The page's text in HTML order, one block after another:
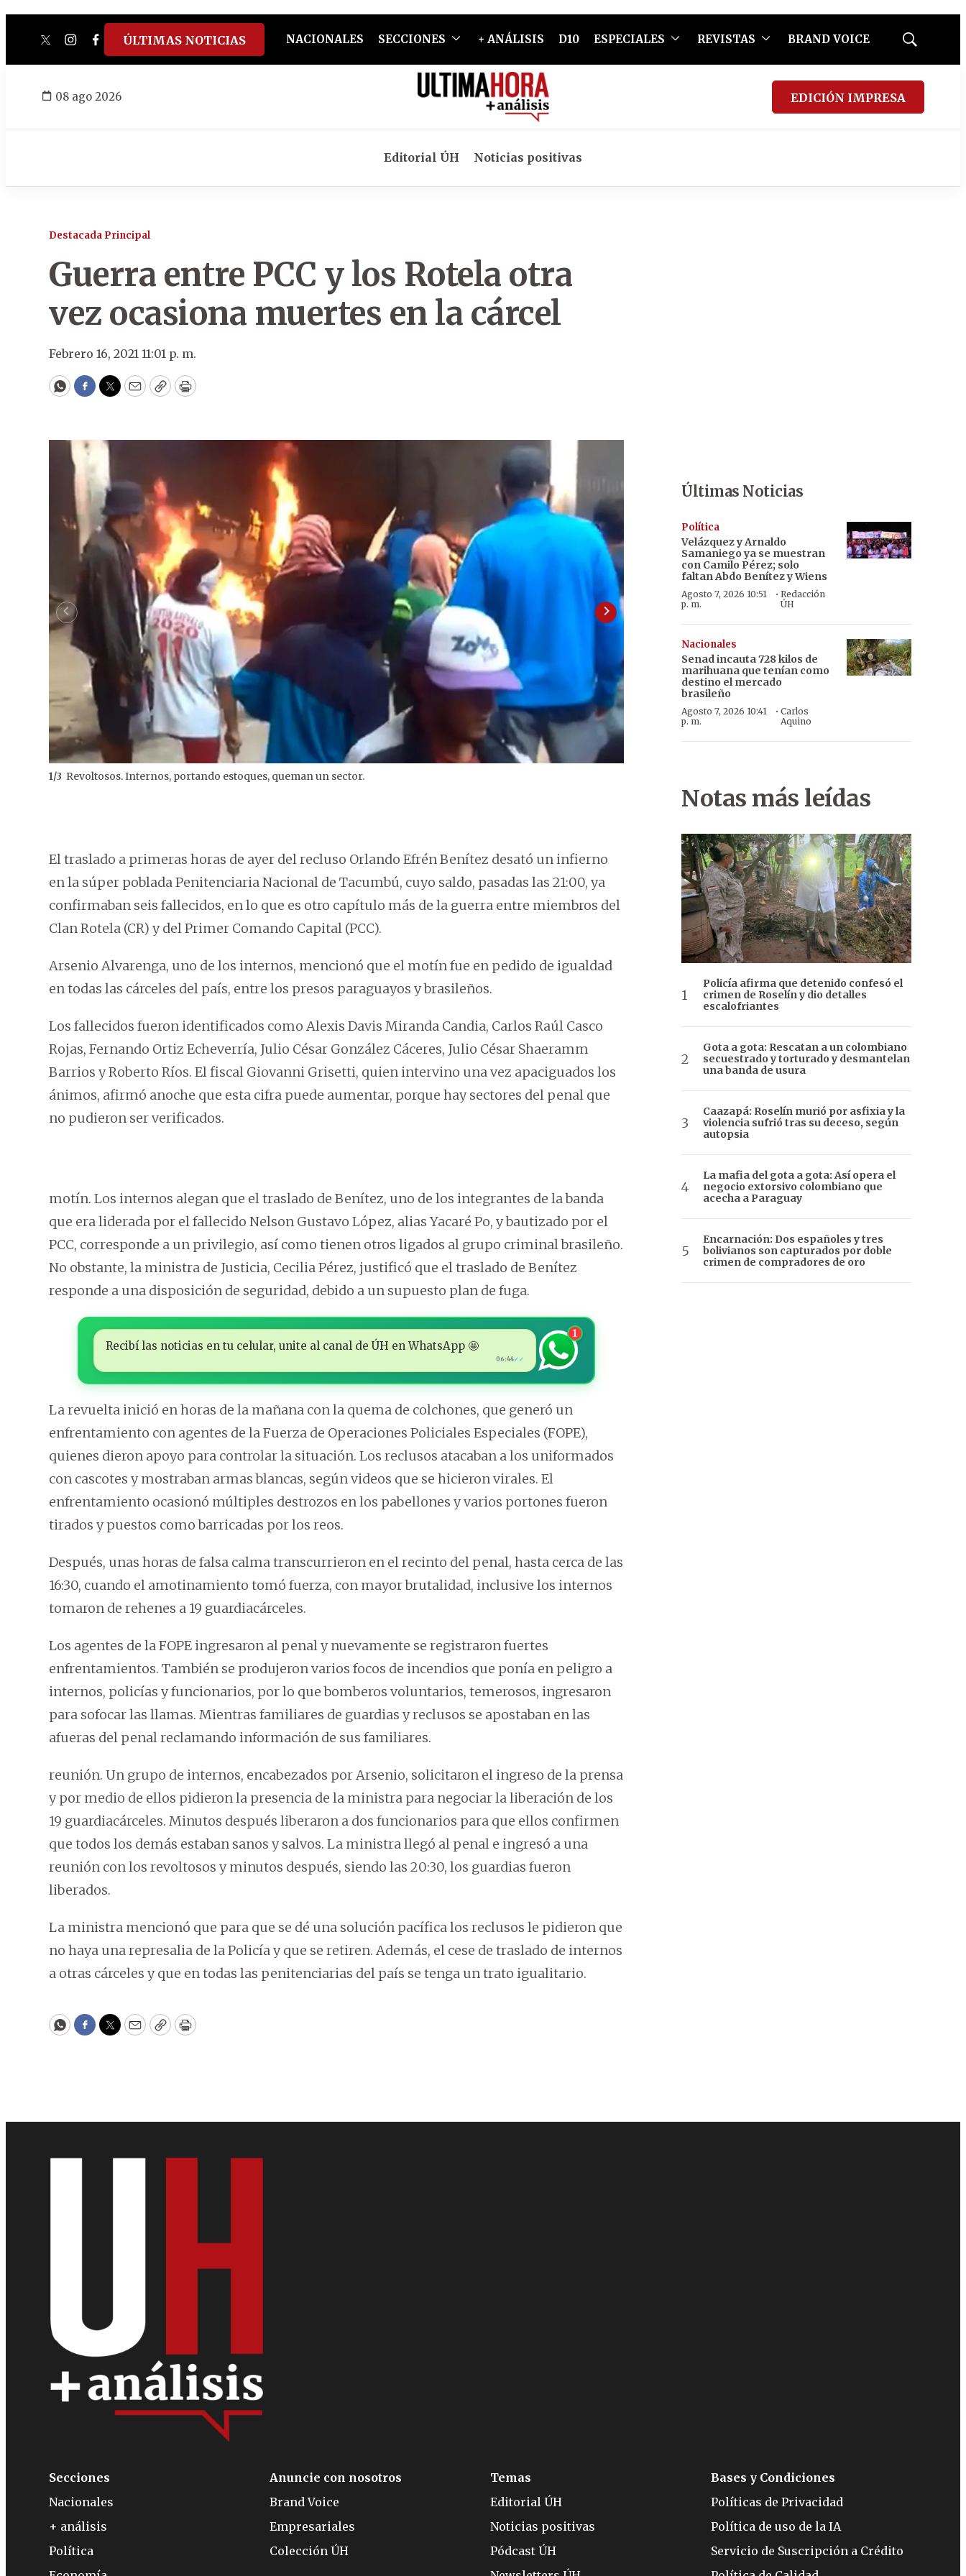
twitterinstagram
facebook
tiktokyoutube
spotify
ÚLTIMAS NOTICIAS NACIONALES SECCIONES + ANÁLISIS D10 ESPECIALES REVISTAS BRAND VOICE
Mostrar
08 ago 2026 EDICIÓN IMPRESA
Editorial ÚH Noticias positivas
Destacada Principal
Guerra entre PCC y los Rotela otra
vez ocasiona muertes en la cárcel
Febrero 16, 2021 11:01 p. m.
WhatsApp
Facebook
Twitter
EmailCopyPrint
1/3 Revoltosos. Internos, portando estoques, queman un sector.
El traslado a primeras horas de ayer del recluso Orlando Efrén Benítez desató un infierno
en la súper poblada Penitenciaria Nacional de Tacumbú, cuyo saldo, pasadas las 21:00, ya
confirmaban seis fallecidos, en lo que es otro capítulo más de la guerra entre miembros del
Clan Rotela (CR) y del Primer Comando Capital (PCC).
Arsenio Alvarenga, uno de los internos, mencionó que el motín fue en pedido de igualdad
en todas las cárceles del país, entre los presos paraguayos y brasileños.
Los fallecidos fueron identificados como Alexis Davis Miranda Candia, Carlos Raúl Casco
Rojas, Fernando Ortiz Echeverría, Julio César González Cáceres, Julio César Shaeramm
Barrios y Roberto Ríos. El fiscal Giovanni Grisetti, quien intervino una vez apaciguados los
ánimos, afirmó anoche que esta cifra puede aumentar, porque hay sectores del penal que
no pudieron ser verificados.
motín. Los internos alegan que el traslado de Benítez, uno de los integrantes de la banda
que era liderada por el fallecido Nelson Gustavo López, alias Yacaré Po, y bautizado por el
PCC, corresponde a un privilegio, así como tienen otros ligados al grupo criminal brasileño.
No obstante, la ministra de Justicia, Cecilia Pérez, justificó que el traslado de Benítez
responde a una disposición de seguridad, debido a un supuesto plan de fuga.
Recibí las noticias en tu celular, unite al canal de ÚH en WhatsApp 🤩
06:44✓✓
1
La revuelta inició en horas de la mañana con la quema de colchones, que generó un
enfrentamiento con agentes de la Fuerza de Operaciones Policiales Especiales (FOPE),
quienes dieron apoyo para controlar la situación. Los reclusos atacaban a los uniformados
con cascotes y mostraban armas blancas, según videos que se hicieron virales. El
enfrentamiento ocasionó múltiples destrozos en los pabellones y varios portones fueron
tirados y puestos como barricadas por los reos.
Después, unas horas de falsa calma transcurrieron en el recinto del penal, hasta cerca de las
16:30, cuando el amotinamiento tomó fuerza, con mayor brutalidad, inclusive los internos
tomaron de rehenes a 19 guardiacárceles.
Los agentes de la FOPE ingresaron al penal y nuevamente se registraron fuertes
enfrentamientos. También se produjeron varios focos de incendios que ponía en peligro a
internos, policías y funcionarios, por lo que bomberos voluntarios, temerosos, ingresaron
para sofocar las llamas. Mientras familiares de guardias y reclusos se apostaban en las
afueras del penal reclamando información de sus familiares.
reunión. Un grupo de internos, encabezados por Arsenio, solicitaron el ingreso de la prensa
y por medio de ellos pidieron la presencia de la ministra para negociar la liberación de los
19 guardiacárceles. Minutos después liberaron a dos funcionarios para que ellos confirmen
que todos los demás estaban sanos y salvos. La ministra llegó al penal e ingresó a una
reunión con los revoltosos y minutos después, siendo las 20:30, los guardias fueron
liberados.
La ministra mencionó que para que se dé una solución pacífica los reclusos le pidieron que
no haya una represalia de la Policía y que se retiren. Además, el cese de traslado de internos
a otras cárceles y que en todas las penitenciarias del país se tenga un trato igualitario.
WhatsApp
Facebook
Twitter
EmailCopyPrint
Últimas Noticias
Política
Velázquez y Arnaldo
Samaniego ya se muestran
con Camilo Pérez; solo
faltan Abdo Benítez y Wiens
Agosto 7, 2026 10:51
p. m.
·Redacción
ÚH
Nacionales
Senad incauta 728 kilos de
marihuana que tenían como
destino el mercado
brasileño
Agosto 7, 2026 10:41
p. m.
· Carlos
Aquino
Notas más leídas
Policía afirma que detenido confesó el
crimen de Roselín y dio detalles
escalofriantes
Gota a gota: Rescatan a un colombiano
secuestrado y torturado y desmantelan
una banda de usura
Caazapá: Roselín murió por asfixia y la
violencia sufrió tras su deceso, según
autopsia
La mafia del gota a gota: Así opera el
negocio extorsivo colombiano que
acecha a Paraguay
Encarnación: Dos españoles y tres
bolivianos son capturados por doble
crimen de compradores de oro
Secciones
Nacionales
+ análisis
Política
Anuncie con nosotros
Brand Voice
Empresariales
Colección ÚH
Temas
Editorial ÚH
Noticias positivas
Pódcast ÚH
Bases y Condiciones
Políticas de Privacidad
Política de uso de la IA
Servicio de Suscripción a Crédito